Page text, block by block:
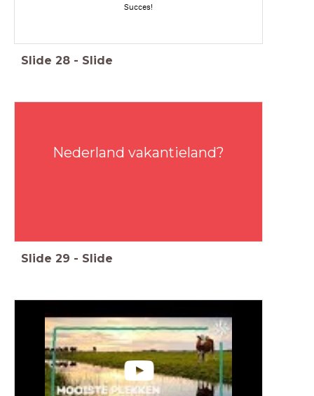
Succes!
Slide 28 - Slide
Nederland vakantieland?
Slide 29 - Slide